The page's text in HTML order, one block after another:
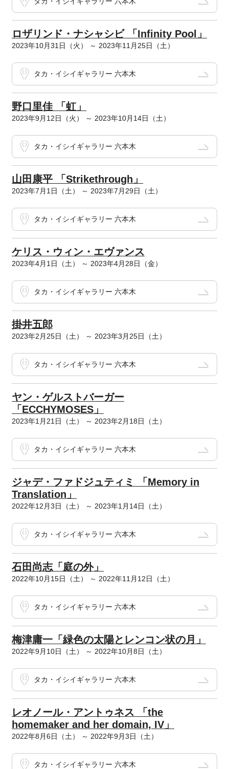
ロザリンド・ナシャシビ 「Infinity Pool」
2023年10月31日（火） ～ 2023年11月25日（土）
タカ・イシイギャラリー 六本木
野口里佳 「虹」
2023年9月12日（火） ～ 2023年10月14日（土）
タカ・イシイギャラリー 六本木
山田康平 「Strikethrough」
2023年7月1日（土） ～ 2023年7月29日（土）
タカ・イシイギャラリー 六本木
ケリス・ウィン・エヴァンス
2023年4月1日（土） ～ 2023年4月28日（金）
タカ・イシイギャラリー 六本木
掛井五郎
2023年2月25日（土） ～ 2023年3月25日（土）
タカ・イシイギャラリー 六本木
ヤン・ゲルストバーガー
「ECCHYMOSES」
2023年1月21日（土） ～ 2023年2月18日（土）
タカ・イシイギャラリー 六本木
ジャデ・ファドジュティミ 「Memory in
Translation」
2022年12月3日（土） ～ 2023年1月14日（土）
タカ・イシイギャラリー 六本木
石田尚志「庭の外」
2022年10月15日（土） ～ 2022年11月12日（土）
タカ・イシイギャラリー 六本木
梅津庸一「緑色の太陽とレンコン状の月」
2022年9月10日（土） ～ 2022年10月8日（土）
タカ・イシイギャラリー 六本木
レオノール・アントゥネス 「the
homemaker and her domain, IV」
2022年8月6日（土） ～ 2022年9月3日（土）
タカ・イシイギャラリー 六本木